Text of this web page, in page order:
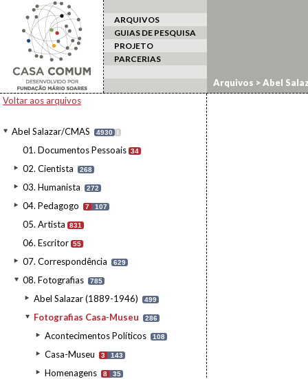
ARQUIVOS
GUIAS DE PESQUISA
PROJETO
PARCERIAS
Voltar aos arquivos
Abel Salazar/CMAS 4930 I
01. Documentos Pessoais 34
02. Cientista 268
03. Humanista 272
04. Pedagogo 7 107
05. Artista 831
06. Escritor 55
07. Correspondência 629
08. Fotografias 785
Abel Salazar (1889-1946) 499
Fotografias Casa-Museu 286
Acontecimentos Políticos 108
Casa-Museu 3 143
Homenagens 8 35
Arquivos >Abel